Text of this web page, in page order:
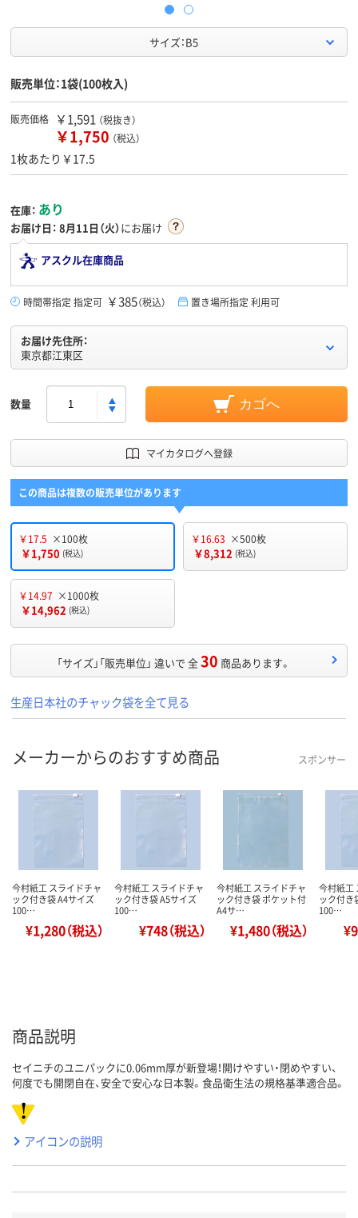
サイズ：B5
販売単位：1袋(100枚入)
販売価格 ￥1,591 （税抜き）
￥1,750 （税込）
1枚あたり￥17.5
在庫： あり
お届け日： 8月11日（火）にお届け
アスクル在庫商品
時間帯指定 指定可 ￥385（税込） 置き場所指定 利用可
お届け先住所：
東京都江東区
数量 カゴへ
マイカタログへ登録
この商品は複数の販売単位があります
￥17.5 ×100枚
￥1,750 (税込)
￥16.63 ×500枚
￥8,312 (税込)
￥14.97 ×1000枚
￥14,962 (税込)
「サイズ」「販売単位」 違いで 全30 商品あります。
生産日本社のチャック袋を全て見る
メーカーからのおすすめ商品 スポンサー
今村紙工 スライドチャ
ック付き袋 A4サイズ
100…
¥1,280（税込）
今村紙工 スライドチャ
ック付き袋 A5サイズ
100…
¥748（税込）
今村紙工 スライドチャ
ック付き袋 ポケット付
A4サ…
¥1,480（税込）
今村紙工
ック付き
100…
商品説明
セイニチのユニパックに0.06mm厚が新登場！開けやすい・閉めやすい、
何度でも開閉自在、安全で安心な日本製。食品衛生法の規格基準適合品。
アイコンの説明